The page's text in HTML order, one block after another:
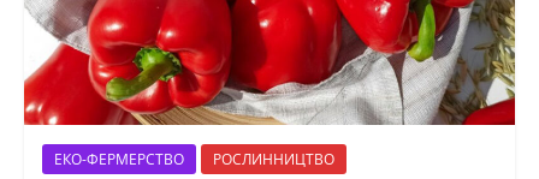
ЕКО-ФЕРМЕРСТВО РОСЛИННИЦТВО